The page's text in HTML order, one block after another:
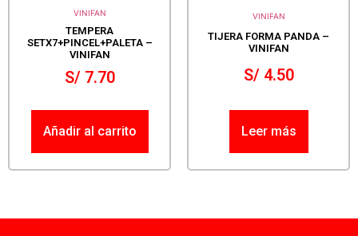
VINIFAN
TEMPERA
SETX7+PINCEL+PALETA –
VINIFAN
S/7.70
Añadir al carrito
VINIFAN
TIJERA FORMA PANDA –
VINIFAN
S/4.50
Leer más